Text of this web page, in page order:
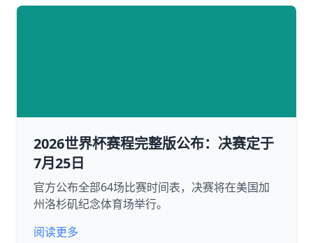
2026世界杯赛程完整版公布：决赛定于
7月25日
官方公布全部64场比赛时间表，决赛将在美国加
州洛杉矶纪念体育场举行。
阅读更多